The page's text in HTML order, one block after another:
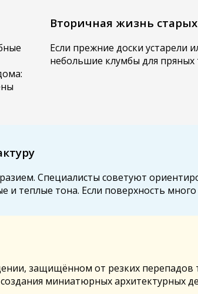
Вторичная жизнь
Если прежние доски устарели
небольшие клумбы для пряных
Специалисты советуют
и теплые тона. Если поверхность
защищённом от резких
миниатюрных архитектурных